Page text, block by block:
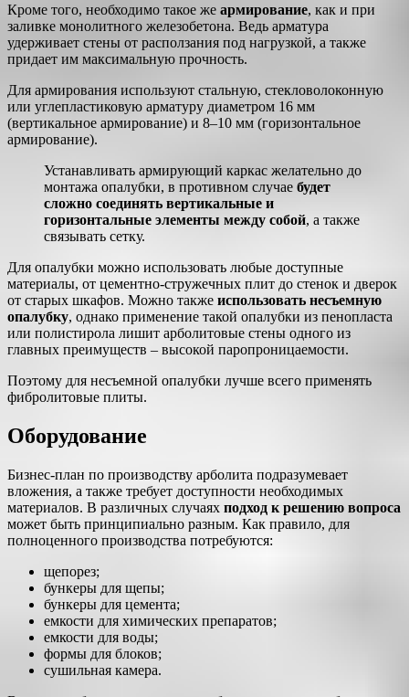
Кроме того, необходимо такое же армирование, как и при
заливке монолитного железобетона. Ведь арматура
удерживает стены от расползания под нагрузкой, а также
придает им максимальную прочность.
Для армирования используют стальную, стекловолоконную
или углепластиковую арматуру диаметром 16 мм
(вертикальное армирование) и 8–10 мм (горизонтальное
армирование).
Устанавливать армирующий каркас желательно до
монтажа опалубки, в противном случае будет
сложно соединять вертикальные и
горизонтальные элементы между собой, а также
связывать сетку.
Для опалубки можно использовать любые доступные
материалы, от цементно-стружечных плит до стенок и дверок
от старых шкафов. Можно также использовать несъемную
опалубку, однако применение такой опалубки из пенопласта
или полистирола лишит арболитовые стены одного из
главных преимуществ – высокой паропроницаемости.
Поэтому для несъемной опалубки лучше всего применять
фибролитовые плиты.
Оборудование
Бизнес-план по производству арболита подразумевает
вложения, а также требует доступности необходимых
материалов. В различных случаях подход к решению вопроса
может быть принципиально разным. Как правило, для
полноценного производства потребуются:
щепорез;
бункеры для щепы;
бункеры для цемента;
емкости для химических препаратов;
емкости для воды;
формы для блоков;
сушильная камера.